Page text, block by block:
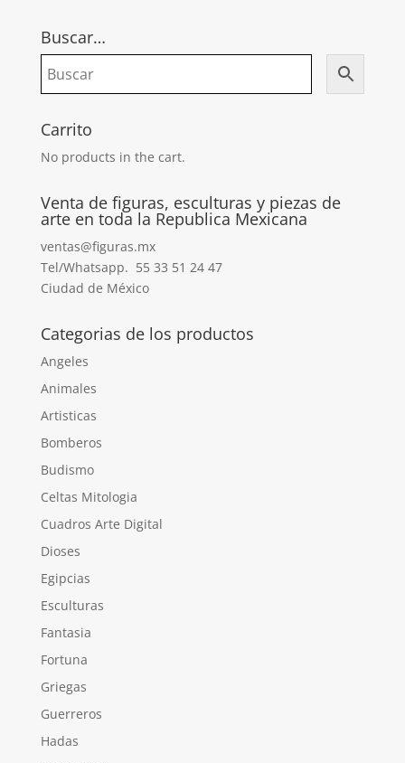
Buscar…
Carrito
No products in the cart.
Venta de figuras, esculturas y piezas de
arte en toda la Republica Mexicana
ventas@figuras.mx
Tel/Whatsapp. 55 33 51 24 47
Ciudad de México
Categorias de los productos
Angeles
Animales
Artisticas
Bomberos
Budismo
Celtas Mitologia
Cuadros Arte Digital
Dioses
Egipcias
Esculturas
Fantasia
Fortuna
Griegas
Guerreros
Hadas